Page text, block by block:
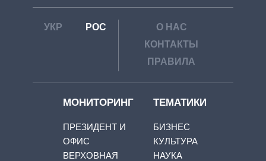
УКР РОС
О НАС
КОНТАКТЫ
ПРАВИЛА
МОНИТОРИНГ
ПРЕЗИДЕНТ И
ОФИС
ВЕРХОВНАЯ
ТЕМАТИКИ
БИЗНЕС
КУЛЬТУРА
НАУКА